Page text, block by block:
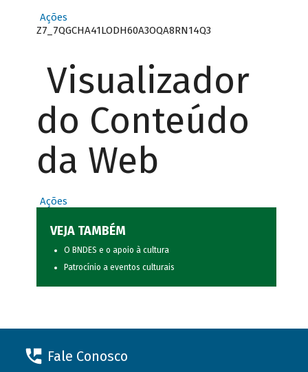
Ações
Z7_7QGCHA41LODH60A3OQA8RN14Q3
Visualizador
do Conteúdo
da Web
Ações
VEJA TAMBÉM
O BNDES e o apoio à cultura
Patrocínio a eventos culturais
Fale Conosco